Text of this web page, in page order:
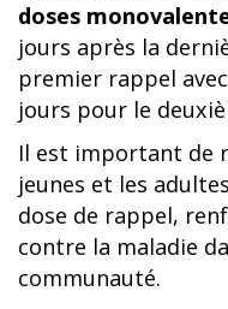
doses
jours après la
premier rappel
jours pour le
Il est important de
jeunes et les
dose de rappel,
contre la maladie
communauté.